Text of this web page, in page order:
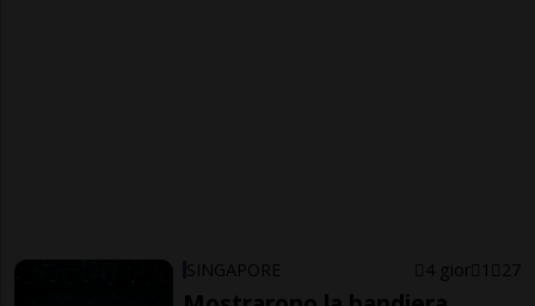
SINGAPORE 4 gior 1 27